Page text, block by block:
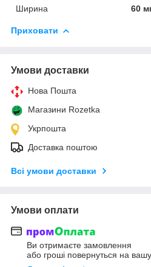
Ширина
60
Приховати
Умови доставки
Нова Пошта
Магазини Rozetka
Укрпошта
Доставка поштою
Всі умови доставки
Умови оплати
Ви отримаєте замовлення
або гроші повернуться на